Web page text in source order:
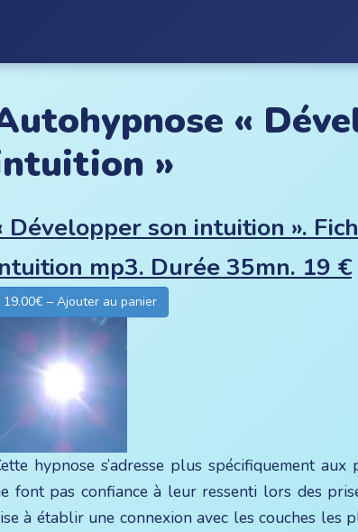
«
»
Développer son intuition ».
mp3. Durée 35mn. 19 €
19.00€ – Ajouter au panier
hypnose s’adresse plus spécifiquement
font pas confiance à leur ressenti lors des
à établir une connexion avec les couches les